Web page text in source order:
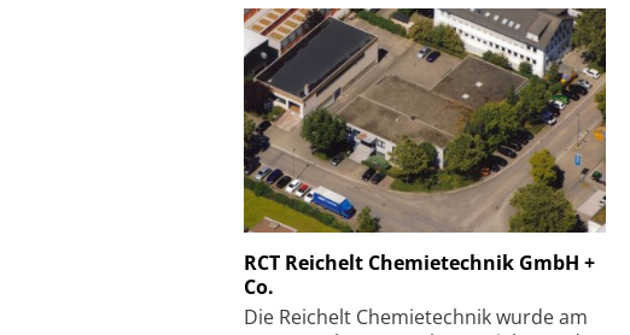
RCT Reichelt Chemietechnik GmbH +
Co.
Die Reichelt Chemietechnik wurde am
Schäfter + Kirchhoff GmbH
Feinfokussierungsmechanismus